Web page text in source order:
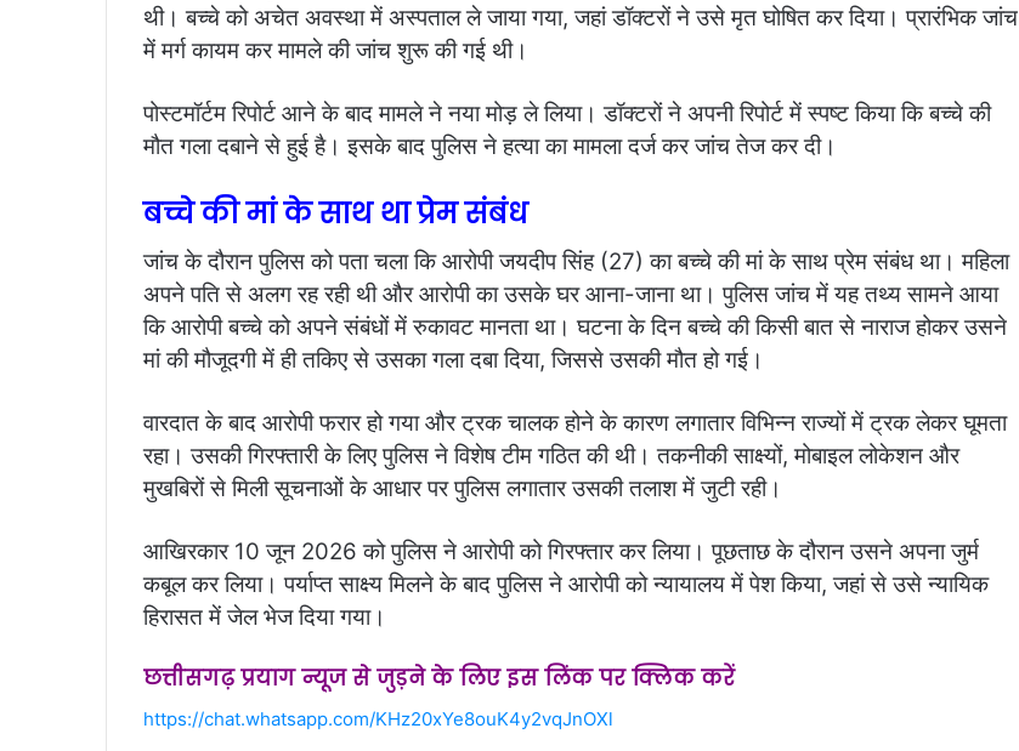
थी। बच्चे को अचेत अवस्था में अस्पताल ले जाया गया, जहां डॉक्टरों ने उसे मृत घोषित कर दिया। प्रारंभिक जांच
में मर्ग कायम कर मामले की जांच शुरू की गई थी।
पोस्टमॉर्टम रिपोर्ट आने के बाद मामले ने नया मोड़ ले लिया। डॉक्टरों ने अपनी रिपोर्ट में स्पष्ट किया कि बच्चे की
मौत गला दबाने से हुई है। इसके बाद पुलिस ने हत्या का मामला दर्ज कर जांच तेज कर दी।
बच्चे की मां के साथ था प्रेम संबंध
जांच के दौरान पुलिस को पता चला कि आरोपी जयदीप सिंह (27) का बच्चे की मां के साथ प्रेम संबंध था। महिला
अपने पति से अलग रह रही थी और आरोपी का उसके घर आना-जाना था। पुलिस जांच में यह तथ्य सामने आया
कि आरोपी बच्चे को अपने संबंधों में रुकावट मानता था। घटना के दिन बच्चे की किसी बात से नाराज होकर उसने
मां की मौजूदगी में ही तकिए से उसका गला दबा दिया, जिससे उसकी मौत हो गई।
वारदात के बाद आरोपी फरार हो गया और ट्रक चालक होने के कारण लगातार विभिन्न राज्यों में ट्रक लेकर घूमता
रहा। उसकी गिरफ्तारी के लिए पुलिस ने विशेष टीम गठित की थी। तकनीकी साक्ष्यों, मोबाइल लोकेशन और
मुखबिरों से मिली सूचनाओं के आधार पर पुलिस लगातार उसकी तलाश में जुटी रही।
आखिरकार 10 जून 2026 को पुलिस ने आरोपी को गिरफ्तार कर लिया। पूछताछ के दौरान उसने अपना जुर्म
कबूल कर लिया। पर्याप्त साक्ष्य मिलने के बाद पुलिस ने आरोपी को न्यायालय में पेश किया, जहां से उसे न्यायिक
हिरासत में जेल भेज दिया गया।
छत्तीसगढ़ प्रयाग न्यूज से जुड़ने के लिए इस लिंक पर क्लिक करें
https://chat.whatsapp.com/KHz20xYe8ouK4y2vqJnOXl